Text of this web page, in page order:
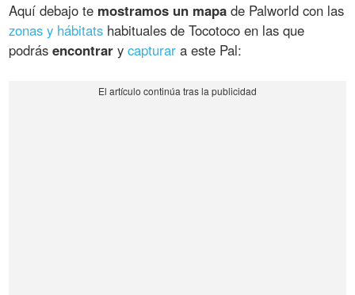
Aquí debajo te mostramos un mapa de Palworld con las
zonas y hábitats habituales de Tocotoco en las que
podrásencontrar ycapturar a este Pal: